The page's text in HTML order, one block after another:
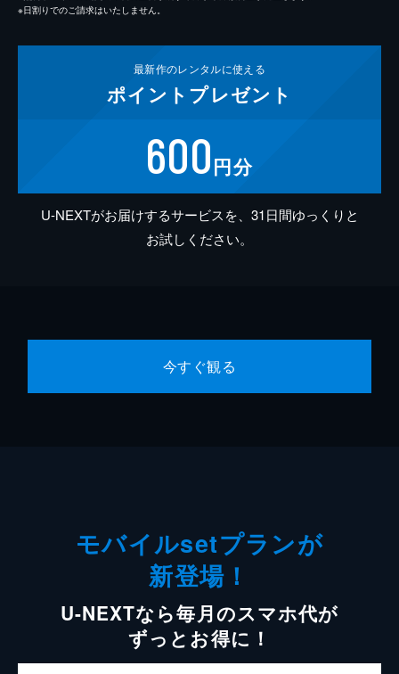
※日割りでのご請求はいたしません。
最新作のレンタルに使える
ポイント プレゼント
600円分
U-NEXTがお届けするサービスを、31日間ゆっくりと
お試しください。
今すぐ観る
モバイルsetプランが
新登場！
U-NEXTなら毎月のスマホ代が
ずっとお得に！